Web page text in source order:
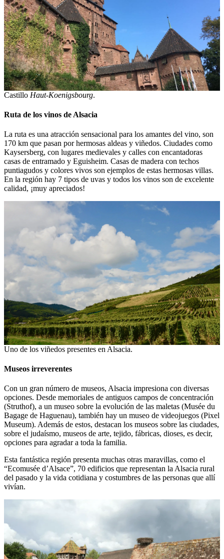
Castillo Haut-Koenigsbourg.
Ruta de los vinos de Alsacia
La ruta es una atracción sensacional para los amantes del vino, son
170 km que pasan por hermosas aldeas y viñedos. Ciudades como
Kaysersberg, con lugares medievales y calles con encantadoras
casas de entramado y Eguisheim. Casas de madera con techos
puntiagudos y colores vivos son ejemplos de estas hermosas villas.
En la región hay 7 tipos de uvas y todos los vinos son de excelente
calidad, ¡muy apreciados!
Uno de los viñedos presentes en Alsacia.
Museos irreverentes
Con un gran número de museos, Alsacia impresiona con diversas
opciones. Desde memoriales de antiguos campos de concentración
(Struthof), a un museo sobre la evolución de las maletas (Musée du
Bagage de Haguenau), también hay un museo de videojuegos (Pixel
Museum). Además de estos, destacan los museos sobre las ciudades,
sobre el judaísmo, museos de arte, tejido, fábricas, dioses, es decir,
opciones para agradar a toda la familia.
Esta fantástica región presenta muchas otras maravillas, como el
“Ecomusée d’Alsace”, 70 edificios que representan la Alsacia rural
del pasado y la vida cotidiana y costumbres de las personas que allí
vivían.